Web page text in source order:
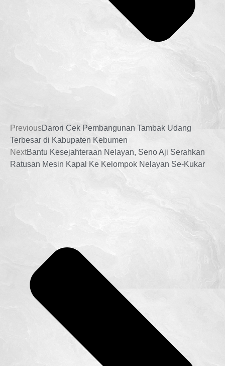
PreviousDarori Cek Pembangunan Tambak Udang
Terbesar di Kabupaten Kebumen
NextBantu Kesejahteraan Nelayan, Seno Aji Serahkan
Ratusan Mesin Kapal Ke Kelompok Nelayan Se-Kukar